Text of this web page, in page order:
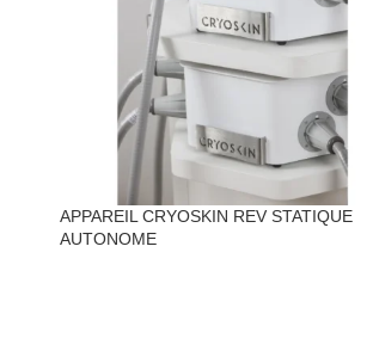
APPAREIL CRYOSKIN REV STATIQUE
AUTONOME